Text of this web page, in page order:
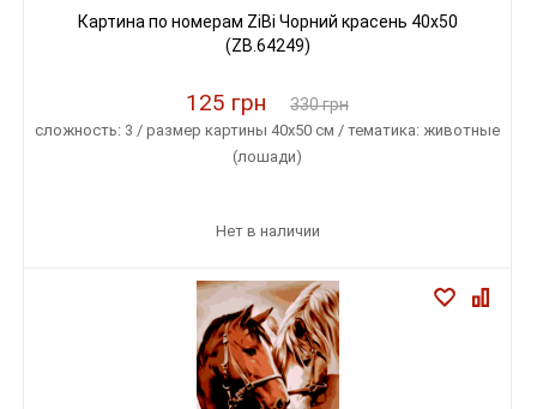
Картина по номерам ZiBi Чорний красень 40x50
(ZB.64249)
125 грн 330 грн
сложность: 3 / размер картины 40х50 см / тематика: животные
(лошади)
Нет в наличии